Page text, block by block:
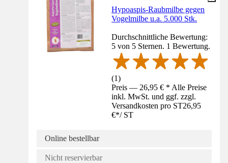
Hypoaspis-Raubmilbe gegen
Vogelmilbe u.a. 5.000 Stk.
Durchschnittliche Bewertung:
5 von 5 Sternen. 1 Bewertung.
(1)
Preis — 26,95 € * Alle Preise
inkl. MwSt. und ggf. zzgl.
Versandkosten pro ST26,95
€*/ ST
Online bestellbar
Nicht reservierbar